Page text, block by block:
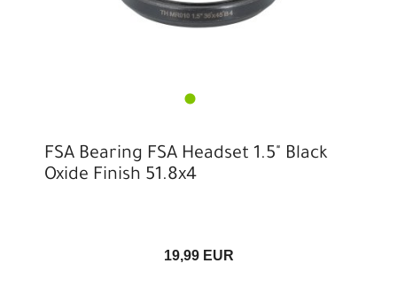
FSA Bearing FSA Headset 1.5" Black
Oxide Finish 51.8x4
19,99 EUR